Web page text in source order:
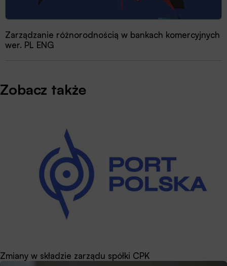
Zarządzanie różnorodnością w bankach komercyjnych
wer. PL ENG
Zobacz także
Zmiany w składzie zarządu spółki CPK